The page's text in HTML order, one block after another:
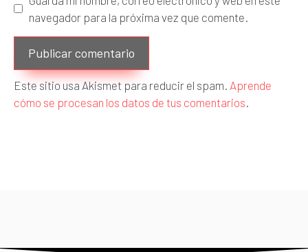
navegador para la próxima vez que comente.
Este sitio usa Akismet para reducir el spam. Aprende
cómo se procesan los datos de tus comentarios